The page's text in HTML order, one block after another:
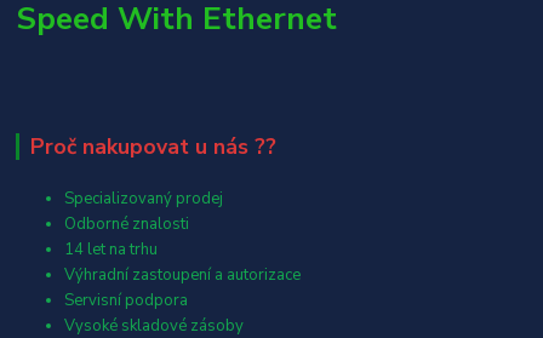
Speed With Ethernet
Proč nakupovat u nás ??
Specializovaný prodej
Odborné znalosti
14 let na trhu
Výhradní zastoupení a autorizace
Servisní podpora
Vysoké skladové zásoby